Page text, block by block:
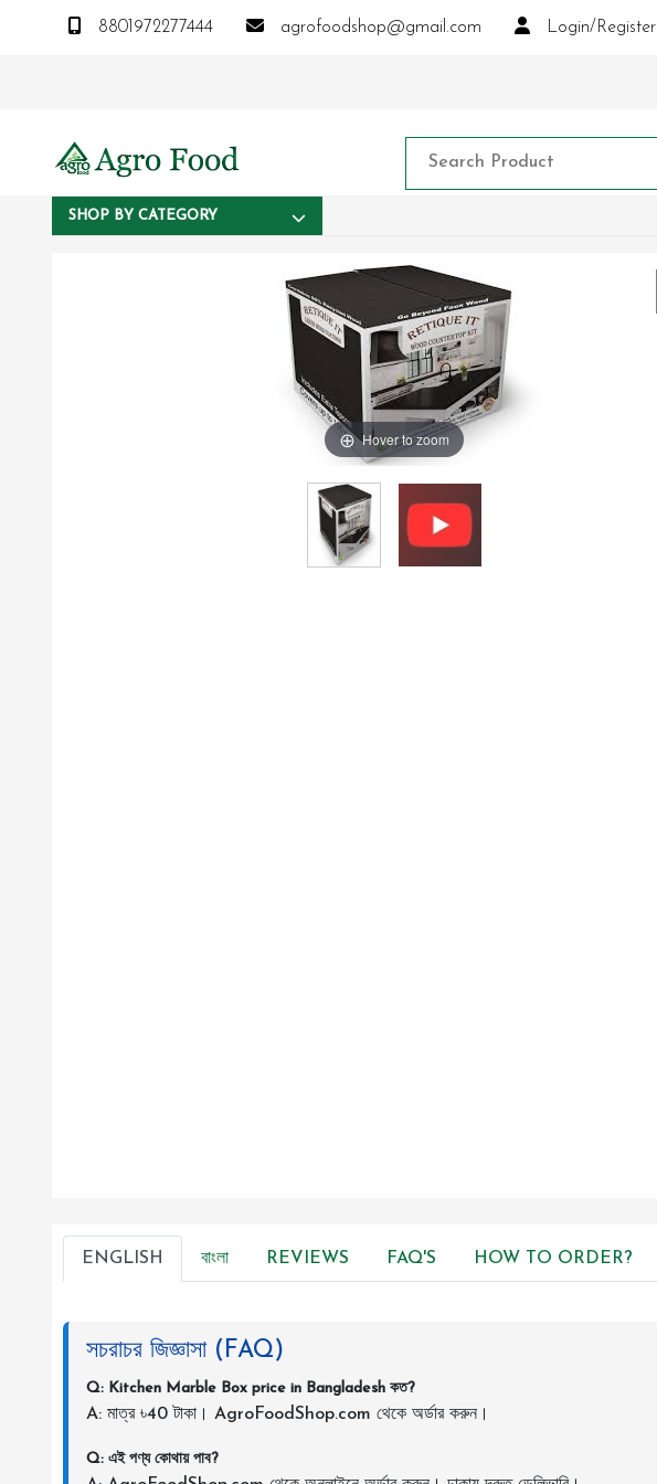
8801972277444 agrofoodshop@gmail.com Login/Register
SHOP BY CATEGORY
Hover to zoom
ENGLISH বাংলা REVIEWS FAQ'S HOW TO ORDER?
সচরাচর জিজ্ঞাসা (FAQ)
Q: Kitchen Marble Box price in Bangladesh কত?
A: মাত্র ৳40 টাকা। AgroFoodShop.com থেকে অর্ডার করুন।
Q: এই পণ্য কোথায় পাব?